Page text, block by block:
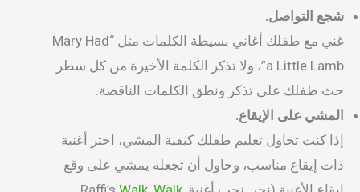
شجع التواصل.
غني مع طفلك أغاني بسيطة الكلمات مثل “Mary Had
a Little Lamb”، ولا تذكر الكلمة الأخيرة من كل سطر.
حث طفلك على تذكر ونطق الكلمات الناقصة.
المشي على الإيقاع.
إذا كنت تحاول تعليم طفلك كيفية المشي، اختر أغنية
ذات إيقاع مناسب، وحاول أن تجعله يمشي على وقع